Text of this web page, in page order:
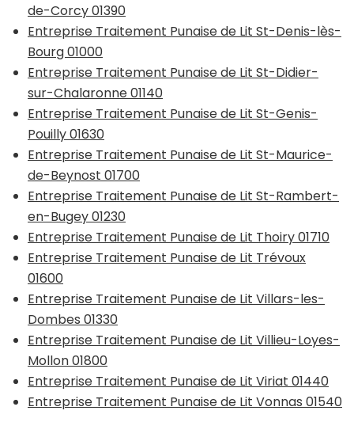
de-Corcy 01390
Entreprise Traitement Punaise de Lit St-Denis-lès-
Bourg 01000
Entreprise Traitement Punaise de Lit St-Didier-
sur-Chalaronne 01140
Entreprise Traitement Punaise de Lit St-Genis-
Pouilly 01630
Entreprise Traitement Punaise de Lit St-Maurice-
de-Beynost 01700
Entreprise Traitement Punaise de Lit St-Rambert-
en-Bugey 01230
Entreprise Traitement Punaise de Lit Thoiry 01710
Entreprise Traitement Punaise de Lit Trévoux
01600
Entreprise Traitement Punaise de Lit Villars-les-
Dombes 01330
Entreprise Traitement Punaise de Lit Villieu-Loyes-
Mollon 01800
Entreprise Traitement Punaise de Lit Viriat 01440
Entreprise Traitement Punaise de Lit Vonnas 01540